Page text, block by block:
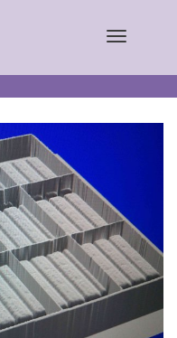
Toggle